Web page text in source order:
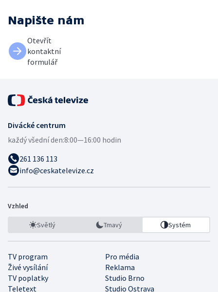
Napište nám
Otevřít
kontaktní
formulář
Divácké centrum
každý všední den:8:00—16:00 hodin
261 136 113
info@ceskatelevize.cz
Vzhled
Světlý Tmavý Systém
TV program
Pro média
Živé vysílání
Reklama
TV poplatky
Studio Brno
Teletext
Studio Ostrava